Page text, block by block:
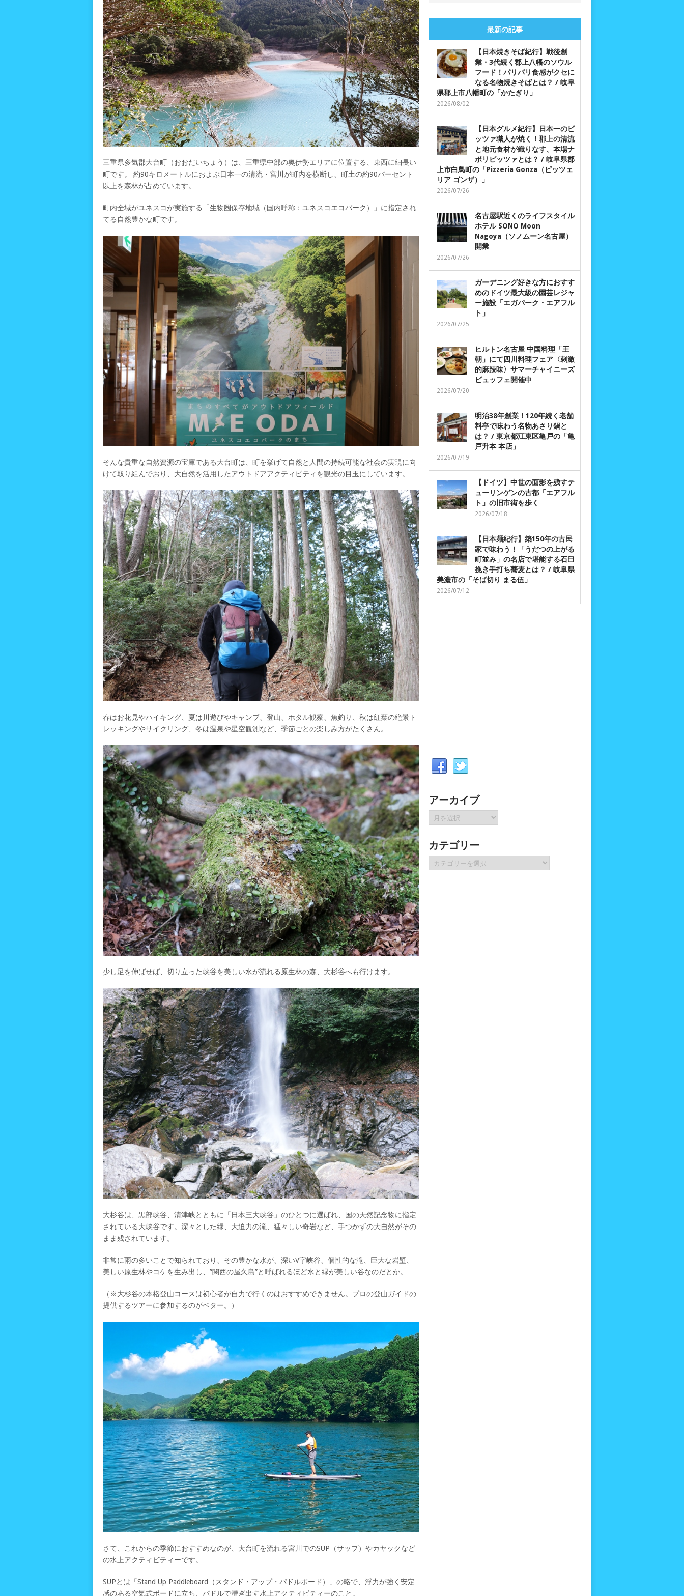
三重県多気郡大台町（おおだいちょう）は、三重県中部の奥伊勢エリアに位置する、東西に細長い
町です。 約90キロメートルにおよぶ日本一の清流・宮川が町内を横断し、町土の約90パーセント
以上を森林が占めています。
町内全域がユネスコが実施する「生物圏保存地域（国内呼称：ユネスコエコパーク）」に指定され
てる自然豊かな町です。
そんな貴重な自然資源の宝庫である大台町は、町を挙げて自然と人間の持続可能な社会の実現に向
けて取り組んでおり、大自然を活用したアウトドアアクティビティを観光の目玉にしています。
春はお花見やハイキング、夏は川遊びやキャンプ、登山、ホタル観察、魚釣り、秋は紅葉の絶景ト
レッキングやサイクリング、冬は温泉や星空観測など、季節ごとの楽しみ方がたくさん。
少し足を伸ばせば、切り立った峡谷を美しい水が流れる原生林の森、大杉谷へも行けます。
大杉谷は、黒部峡谷、清津峡とともに「日本三大峡谷」のひとつに選ばれ、国の天然記念物に指定
されている大峡谷です。深々とした緑、大迫力の滝、猛々しい奇岩など、手つかずの大自然がその
まま残されています。
非常に雨の多いことで知られており、その豊かな水が、深いV字峡谷、個性的な滝、巨大な岩壁、
美しい原生林やコケを生み出し、”関西の屋久島”と呼ばれるほど水と緑が美しい谷なのだとか。
（※大杉谷の本格登山コースは初心者が自力で行くのはおすすめできません。プロの登山ガイドの
提供するツアーに参加するのがベター。）
さて、これからの季節におすすめなのが、大台町を流れる宮川でのSUP（サップ）やカヤックなど
の水上アクティビティーです。
SUPとは「Stand Up Paddleboard（スタンド・アップ・パドルボード）」の略で、浮力が強く安定
感のある空気式ボードに立ち、パドルで漕ぎ出す水上アクティビティーのこと。
最新の記事
【日本焼きそば紀行】戦後創
業・3代続く郡上八幡のソウル
フード！パリパリ食感がクセに
なる名物焼きそばとは？ / 岐阜
県郡上市八幡町の「かたぎり」
2026/08/02
【日本グルメ紀行】日本一のピ
ッツァ職人が焼く！郡上の清流
と地元食材が織りなす、本場ナ
ポリピッツァとは？ / 岐阜県郡
上市白鳥町の「Pizzeria Gonza（ピッツェ
リア ゴンザ）」
2026/07/26
名古屋駅近くのライフスタイル
ホテル SONO Moon
Nagoya（ソノムーン名古屋）
開業
2026/07/26
ガーデニング好きな方におすす
めのドイツ最大級の園芸レジャ
ー施設「エガパーク・エアフル
ト」
2026/07/25
ヒルトン名古屋 中国料理「王
朝」にて四川料理フェア〈刺激
的麻辣味〉サマーチャイニーズ
ビュッフェ開催中
2026/07/20
明治38年創業！120年続く老舗
料亭で味わう名物あさり鍋と
は？ / 東京都江東区亀戸の「亀
戸升本 本店」
2026/07/19
【ドイツ】中世の面影を残すテ
ューリンゲンの古都「エアフル
ト」の旧市街を歩く
2026/07/18
【日本麺紀行】築150年の古民
家で味わう！「うだつの上がる
町並み」の名店で堪能する石臼
挽き手打ち蕎麦とは？ / 岐阜県
美濃市の「そば切り まる伍」
2026/07/12
アーカイブ
ア
ー
イ
ブ
カテゴリー
テ